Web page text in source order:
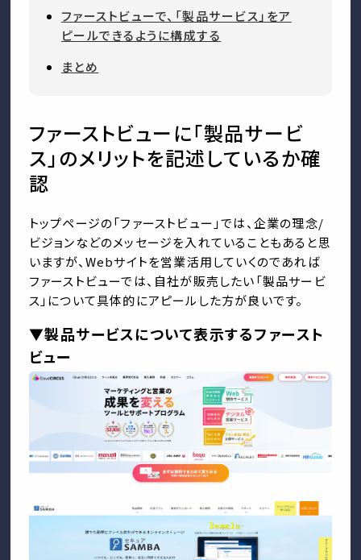
ファーストビューで、「製品サービス」をア
ピールできるように構成する
まとめ
ファーストビューに「製品サービ
ス」のメリットを記述しているか確
認
トップページの「ファーストビュー」では、企業の理念/
ビジョンなどのメッセージを入れていることもあると思
いますが、Webサイトを営業活用していくのであれば
ファーストビューでは、自社が販売したい「製品サービ
ス」について具体的にアピールした方が良いです。
▼製品サービスについて表示するファースト
ビュー